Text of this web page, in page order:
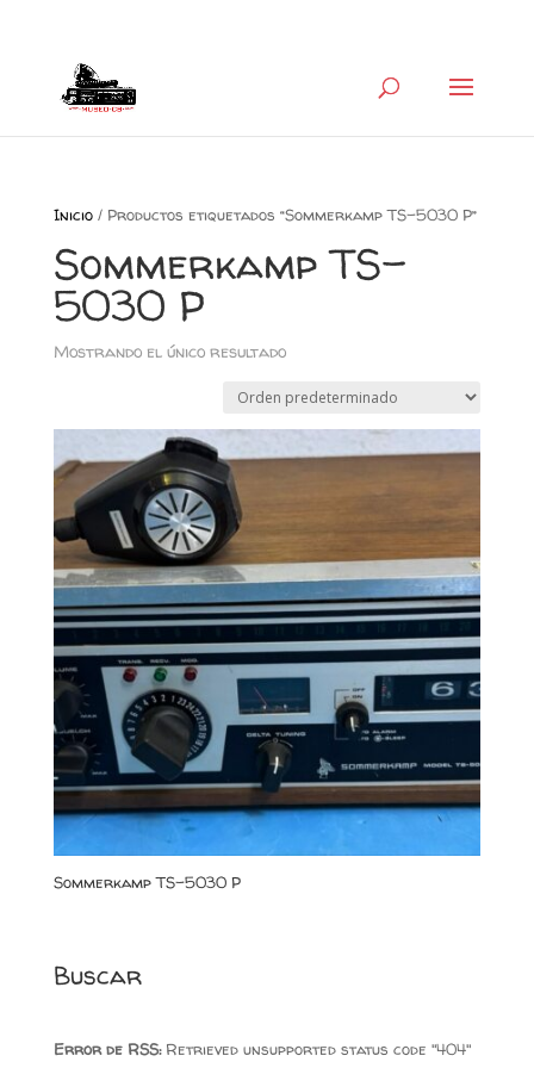
Inicio/ Productos etiquetados “Sommerkamp TS-5030 P”
Sommerkamp TS-
5030 P
Mostrando el único resultado
Sommerkamp TS-5030 P
Buscar
Error de RSS:Retrieved unsupported status code "404"